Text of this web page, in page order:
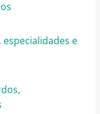
especialidades e